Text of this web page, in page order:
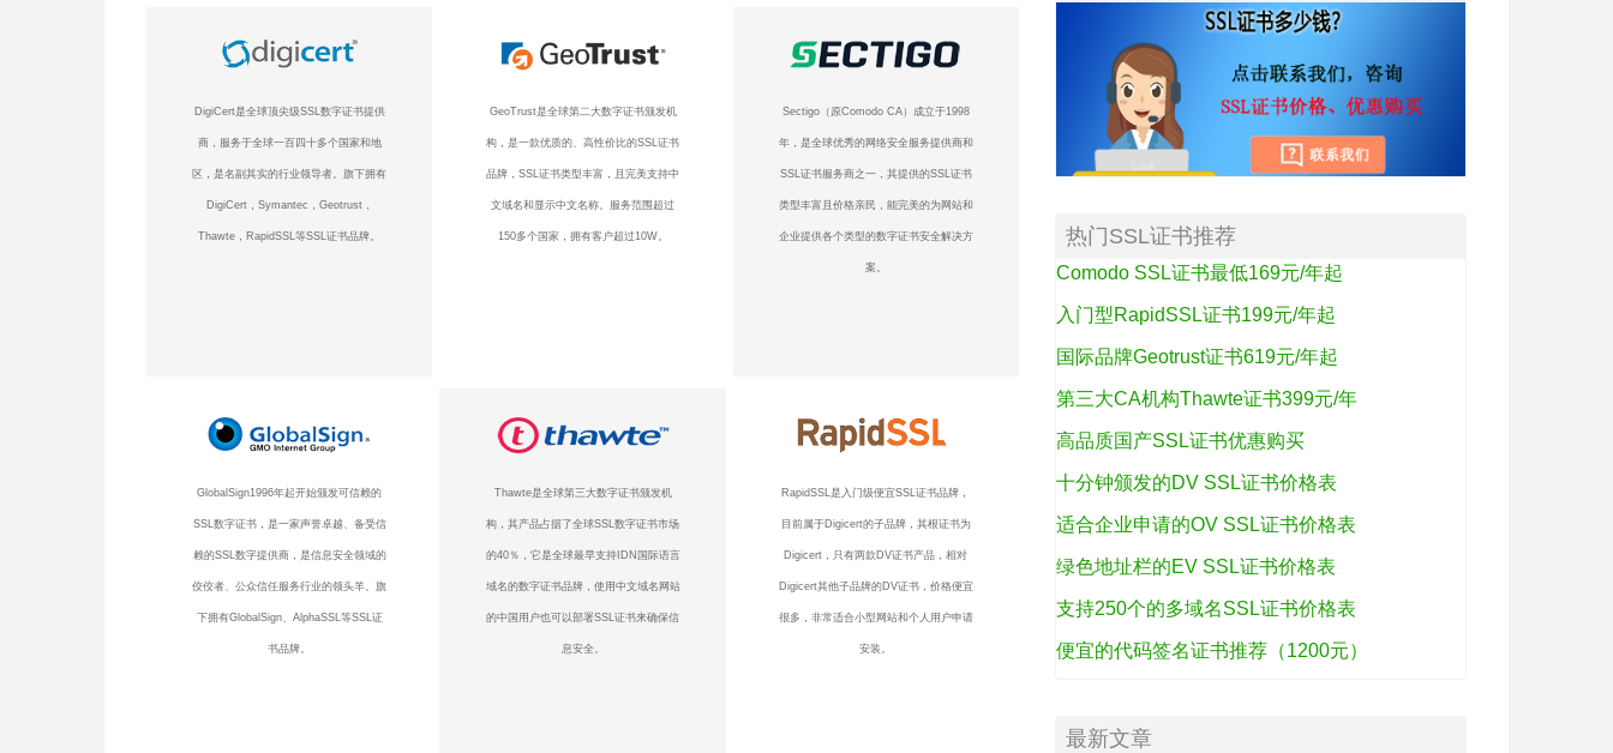
DigiCert是全球顶尖级SSL数字证书提供
商，服务于全球一百四十多个国家和地
区，是名副其实的行业领导者。旗下拥有
DigiCert，Symantec，Geotrust，
Thawte，RapidSSL等SSL证书品牌。
GeoTrust是全球第二大数字证书颁发机
构，是一款优质的、高性价比的SSL证书
品牌，SSL证书类型丰富，且完美支持中
文域名和显示中文名称。服务范围超过
150多个国家，拥有客户超过10W。
Sectigo（原Comodo CA）成立于1998
年，是全球优秀的网络安全服务提供商和
SSL证书服务商之一，其提供的SSL证书
类型丰富且价格亲民，能完美的为网站和
企业提供各个类型的数字证书安全解决方
案。
GlobalSign1996年起开始颁发可信赖的
SSL数字证书，是一家声誉卓越、备受信
赖的SSL数字提供商，是信息安全领域的
佼佼者、公众信任服务行业的领头羊。旗
下拥有GlobalSign、AlphaSSL等SSL证
书品牌。
Thawte是全球第三大数字证书颁发机
构，其产品占据了全球SSL数字证书市场
的40％，它是全球最早支持IDN国际语言
域名的数字证书品牌，使用中文域名网站
的中国用户也可以部署SSL证书来确保信
息安全。
RapidSSL是入门级便宜SSL证书品牌，
目前属于Digicert的子品牌，其根证书为
Digicert，只有两款DV证书产品，相对
Digicert其他子品牌的DV证书，价格便宜
很多，非常适合小型网站和个人用户申请
安装。
热门SSL证书推荐
Comodo SSL证书最低169元/年起
入门型RapidSSL证书199元/年起
国际品牌Geotrust证书619元/年起
第三大CA机构Thawte证书399元/年
高品质国产SSL证书优惠购买
十分钟颁发的DV SSL证书价格表
适合企业申请的OV SSL证书价格表
绿色地址栏的EV SSL证书价格表
支持250个的多域名SSL证书价格表
便宜的代码签名证书推荐（1200元）
最新文章